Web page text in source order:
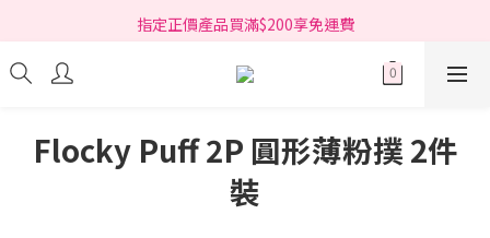
指定正價產品買滿$200享免運費
指定正價產品買滿$200享免運費
Free delivery on net purchase over HK$200 (*selected items)
Flocky Puff 2P 圓形薄粉撲 2件
裝